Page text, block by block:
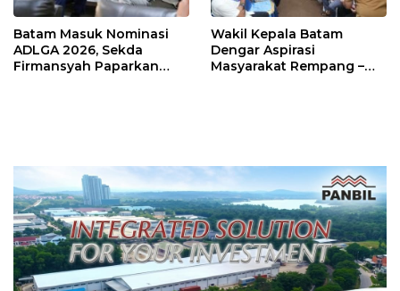
Batam Masuk Nominasi
ADLGA 2026, Sekda
Firmansyah Paparkan
Wakil Kepala Batam
Dengar Aspirasi
Masyarakat Rempang –